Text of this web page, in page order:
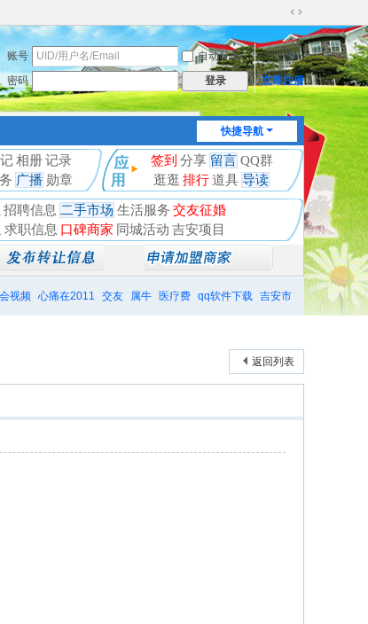
切
换
到
宽
版
账号 自动登录
找回密码
密码
登录 立即注册
快捷导航
相册记录
广播 勋章
签到 分享 留言 QQ群
逛逛 排行道具 导读
招聘信息 二手市场 生活服务 交友征婚
求职信息 口碑商家 同城活动 吉安项目
视频 心痛在2011 交友 属牛 医疗费 qq软件下载 吉安市
返回列表